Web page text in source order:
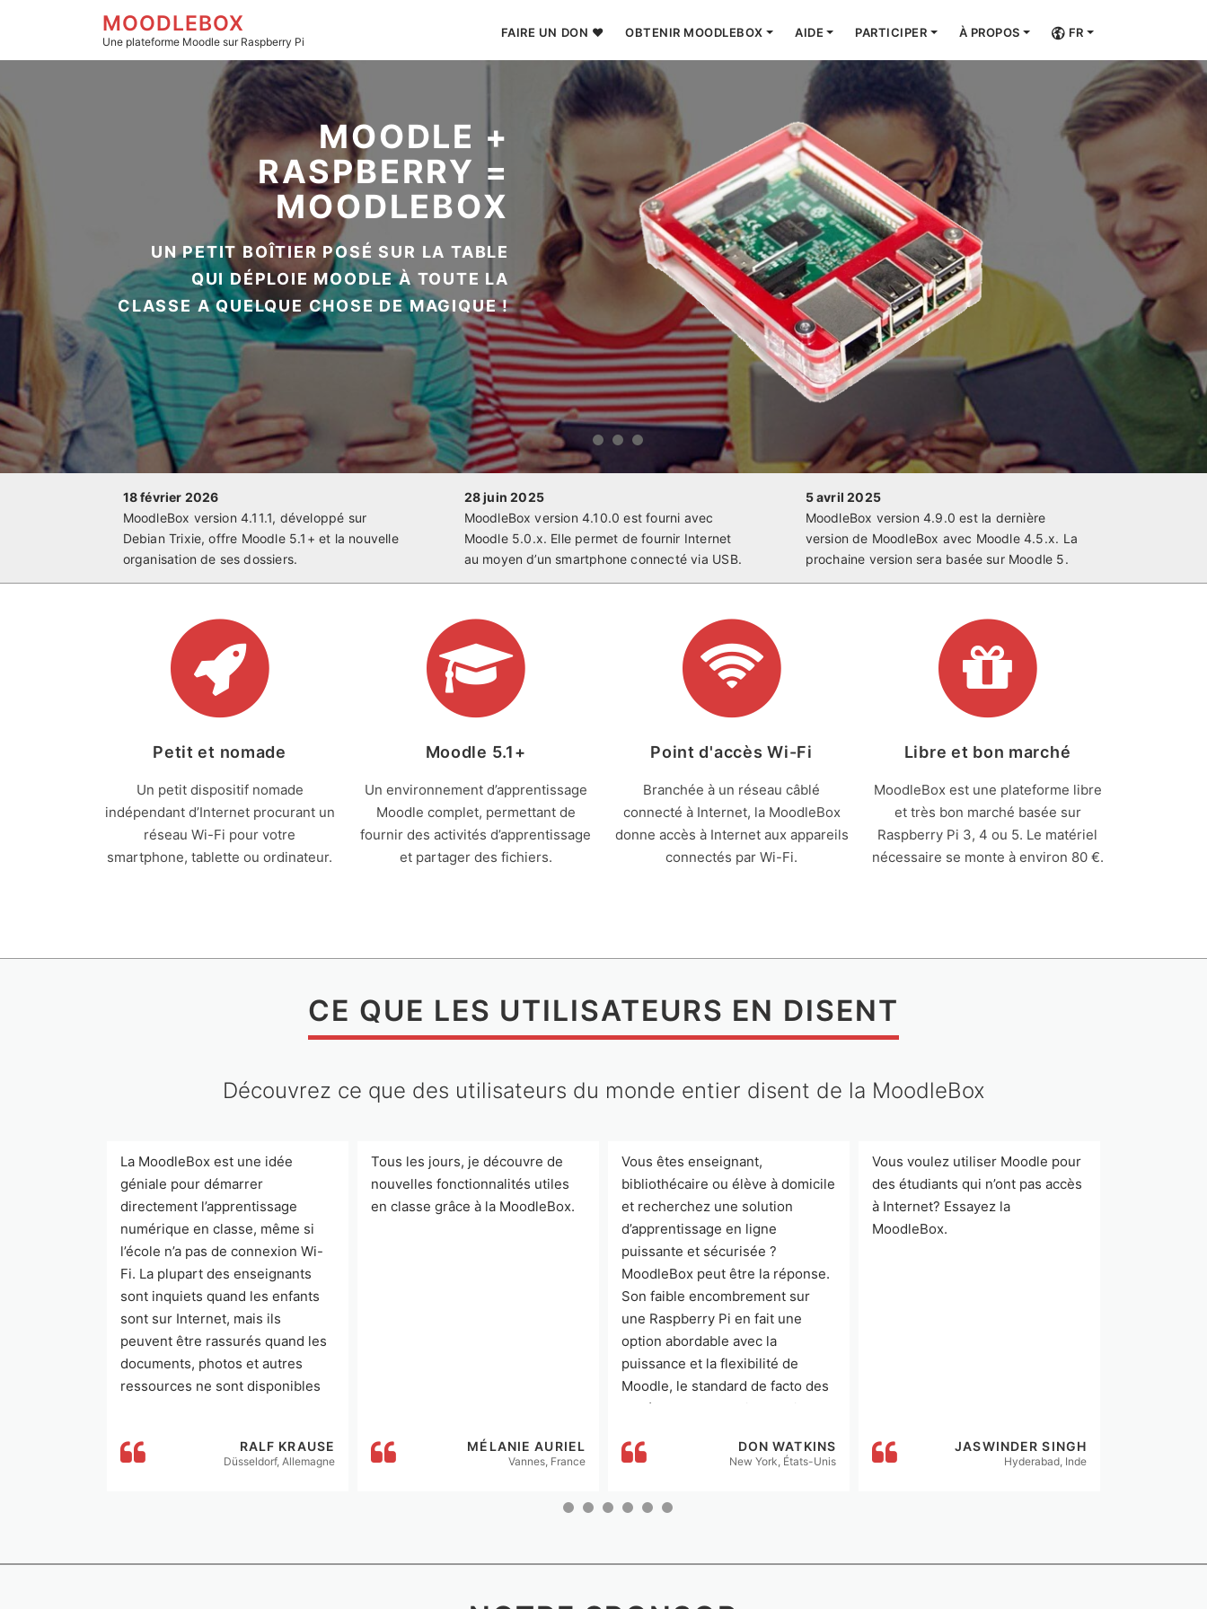
MOODLEBOX
Une plateforme Moodle sur Raspberry Pi
MoodleBox - Aller à la page d'accueil
FAIRE UN DON ❤ OBTENIR MOODLEBOX AIDE PARTICIPER À PROPOS FR
PETIT, POLYVALENT
ET AUTONOME
PAS BESOIN D'INTERNET
PAS BESOIN DE RÉSEAU CÂBLÉ OU SANS
FILS
AUCUNE INFRASTRUCTURE NÉCESSAIRE
18 février 2026
MoodleBox version 4.11.1, développé sur
Debian Trixie, offre Moodle 5.1+ et la nouvelle
organisation de ses dossiers.
28 juin 2025
MoodleBox version 4.10.0 est fourni avec
Moodle 5.0.x. Elle permet de fournir Internet
au moyen d’un smartphone connecté via USB.
5 avril 2025
MoodleBox version 4.9.0 est la dernière
version de MoodleBox avec Moodle 4.5.x. La
prochaine version sera basée sur Moodle 5.
Petit et nomade
Un petit dispositif nomade
indépendant d’Internet procurant un
réseau Wi-Fi pour votre
smartphone, tablette ou ordinateur.
Moodle 5.1+
Un environnement d’apprentissage
Moodle complet, permettant de
fournir des activités d’apprentissage
et partager des fichiers.
Point d'accès Wi-Fi
Branchée à un réseau câblé
connecté à Internet, la MoodleBox
donne accès à Internet aux appareils
connectés par Wi-Fi.
Libre et bon marché
MoodleBox est une plateforme libre
et très bon marché basée sur
Raspberry Pi 3, 4 ou 5. Le matériel
nécessaire se monte à environ 80 €.
CE QUE LES UTILISATEURS EN DISENT
Découvrez ce que des utilisateurs du monde entier disent de la MoodleBox
La MoodleBox est une idée
géniale pour démarrer
directement l’apprentissage
numérique en classe, même si
l’école n’a pas de connexion Wi-
Fi. La plupart des enseignants
sont inquiets quand les enfants
sont sur Internet, mais ils
peuvent être rassurés quand les
documents, photos et autres
ressources ne sont disponibles
RALF KRAUSE
Düsseldorf, Allemagne
Tous les jours, je découvre de
nouvelles fonctionnalités utiles
en classe grâce à la MoodleBox.
MÉLANIE AURIEL
Vannes, France
Vous êtes enseignant,
bibliothécaire ou élève à domicile
et recherchez une solution
d’apprentissage en ligne
puissante et sécurisée ?
MoodleBox peut être la réponse.
Son faible encombrement sur
une Raspberry Pi en fait une
option abordable avec la
puissance et la flexibilité de
Moodle, le standard de facto des
systèmes d’apprentissage libres.
DON WATKINS
New York, États-Unis
Vous voulez utiliser Moodle pour
des étudiants qui n’ont pas accès
à Internet? Essayez la
MoodleBox.
JASWINDER SINGH
Hyderabad, Inde